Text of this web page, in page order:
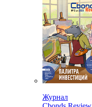
Журнал